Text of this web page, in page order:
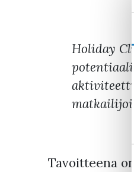
Holiday
Tavoitteena